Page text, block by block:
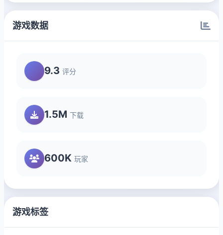
游戏数据
9.3 评分
1.5M 下载
600K 玩家
游戏标签